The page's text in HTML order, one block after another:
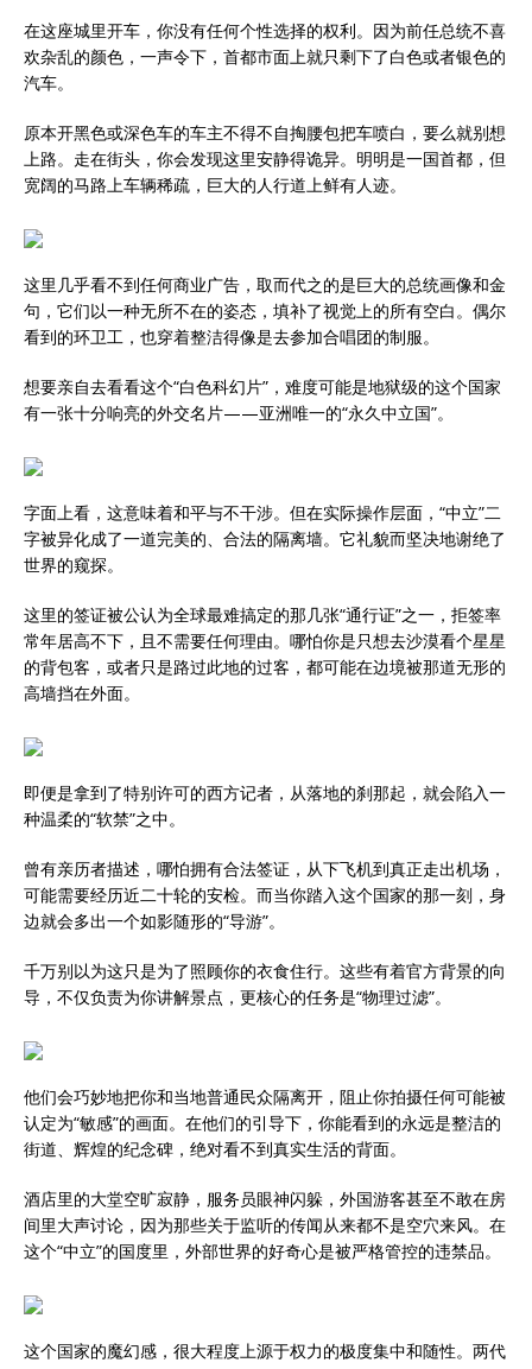
在这座城里开车，你没有任何个性选择的权利。因为前任总统不喜
欢杂乱的颜色，一声令下，首都市面上就只剩下了白色或者银色的
汽车。
原本开黑色或深色车的车主不得不自掏腰包把车喷白，要么就别想
上路。走在街头，你会发现这里安静得诡异。明明是一国首都，但
宽阔的马路上车辆稀疏，巨大的人行道上鲜有人迹。
这里几乎看不到任何商业广告，取而代之的是巨大的总统画像和金
句，它们以一种无所不在的姿态，填补了视觉上的所有空白。偶尔
看到的环卫工，也穿着整洁得像是去参加合唱团的制服。
想要亲自去看看这个“白色科幻片”，难度可能是地狱级的这个国家
有一张十分响亮的外交名片——亚洲唯一的“永久中立国”。
字面上看，这意味着和平与不干涉。但在实际操作层面，“中立”二
字被异化成了一道完美的、合法的隔离墙。它礼貌而坚决地谢绝了
世界的窥探。
这里的签证被公认为全球最难搞定的那几张“通行证”之一，拒签率
常年居高不下，且不需要任何理由。哪怕你是只想去沙漠看个星星
的背包客，或者只是路过此地的过客，都可能在边境被那道无形的
高墙挡在外面。
即便是拿到了特别许可的西方记者，从落地的刹那起，就会陷入一
种温柔的“软禁”之中。
曾有亲历者描述，哪怕拥有合法签证，从下飞机到真正走出机场，
可能需要经历近二十轮的安检。而当你踏入这个国家的那一刻，身
边就会多出一个如影随形的“导游”。
千万别以为这只是为了照顾你的衣食住行。这些有着官方背景的向
导，不仅负责为你讲解景点，更核心的任务是“物理过滤”。
他们会巧妙地把你和当地普通民众隔离开，阻止你拍摄任何可能被
认定为“敏感”的画面。在他们的引导下，你能看到的永远是整洁的
街道、辉煌的纪念碑，绝对看不到真实生活的背面。
酒店里的大堂空旷寂静，服务员眼神闪躲，外国游客甚至不敢在房
间里大声讨论，因为那些关于监听的传闻从来都不是空穴来风。在
这个“中立”的国度里，外部世界的好奇心是被严格管控的违禁品。
这个国家的魔幻感，很大程度上源于权力的极度集中和随性。两代